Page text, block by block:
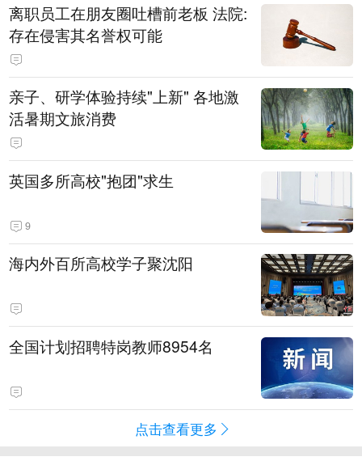
离职员工在朋友圈吐槽前老板 法院:
存在侵害其名誉权可能
亲子、研学体验持续"上新" 各地激
活暑期文旅消费
英国多所高校"抱团"求生
9
海内外百所高校学子聚沈阳
全国计划招聘特岗教师8954名
点击查看更多